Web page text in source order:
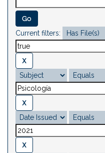
Current filters: